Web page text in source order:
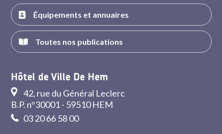
Équipements et annuaires
Toutes nos publications
Hôtel de Ville De Hem
42, rue du Général Leclerc
B.P. n°30001 - 59510 HEM
03 20 66 58 00